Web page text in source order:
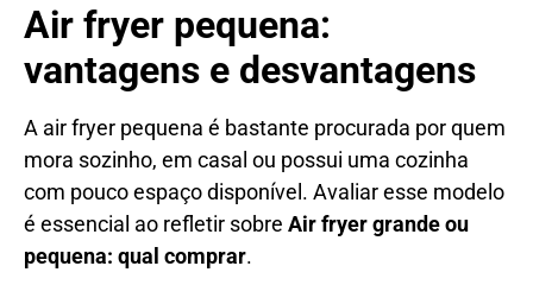
Air fryer pequena:
vantagens e desvantagens
A air fryer pequena é bastante procurada por quem
mora sozinho, em casal ou possui uma cozinha
com pouco espaço disponível. Avaliar esse modelo
é essencial ao refletir sobre Air fryer grande ou
pequena: qual comprar.